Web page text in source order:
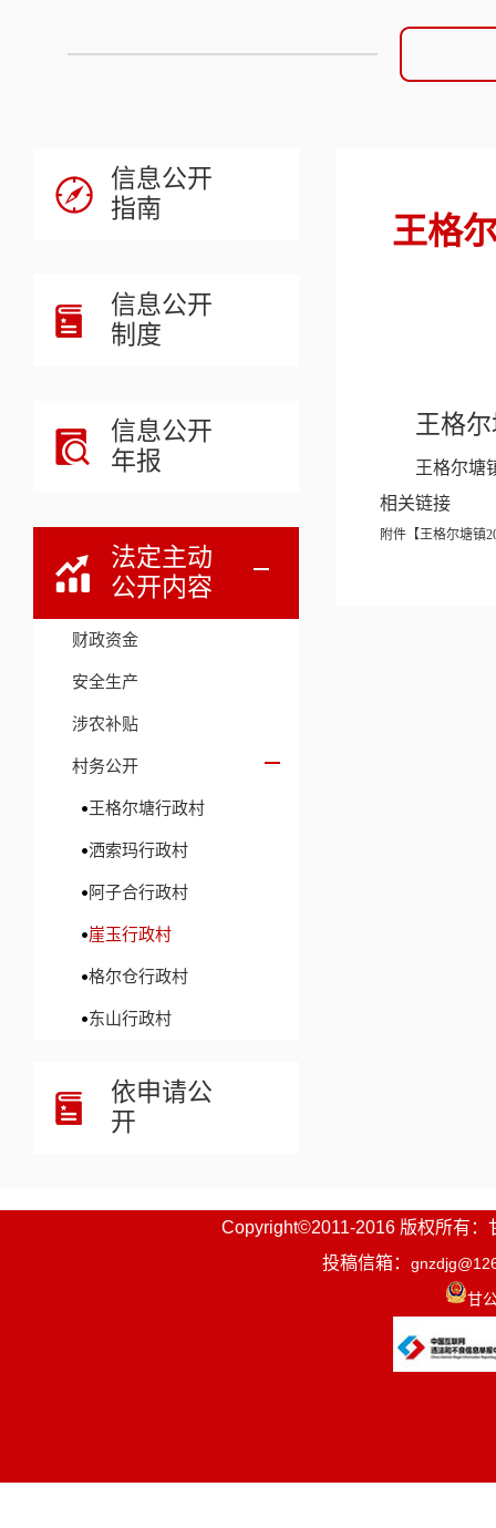
信息公开
指南
信息公开
制度
信息公开
年报
法定主动
公开内容
财政资金
安全生产
涉农补贴
村务公开
王格尔塘行政村
洒索玛行政村
阿子合行政村
崖玉行政村
格尔仓行政村
东山行政村
依申请公
开
王格
王格
王格尔塘
相关链接
附件【王格尔塘镇
Copyright©2011-2016 版权所有：
投稿信箱：
甘